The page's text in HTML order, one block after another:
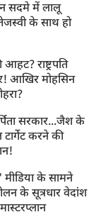
सदमे में लालू
के साथ हो
राष्ट्रपति
आखिर मोहसिन
सरकार...जैश के
टार्गेट करने की
मीडिया के सामने
के सूत्रधार वेदांश